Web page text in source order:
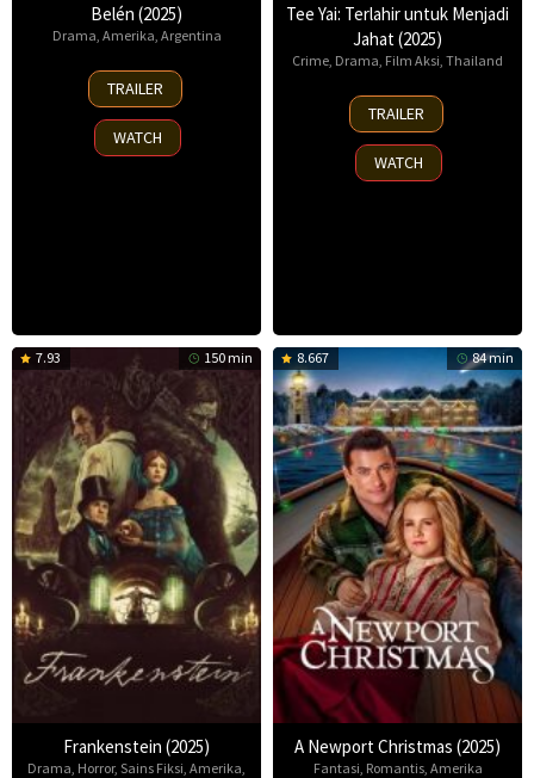
Belén (2025)
Drama Amerika Argentina
18
Sep
2025
TRAILER
WATCH
Tee Yai: Terlahir untuk Menjadi
Jahat (2025)
Crime Drama Film Aksi Thailand
13
Nov
2025
TRAILER
WATCH
7.93 150 min
Frankenstein (2025)
Drama, Horror, Sains Fiksi, Amerika,
8.667 84 min
A Newport Christmas (2025)
Fantasi, Romantis, Amerika